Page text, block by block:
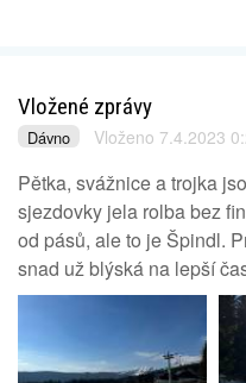
Vložené zprávy
Dávno Vloženo 7.4.2023
Pětka, svážnice a trojka
sjezdovky jela rolba bez
od pásů, ale to je Špindl.
snad už blýská na lepší